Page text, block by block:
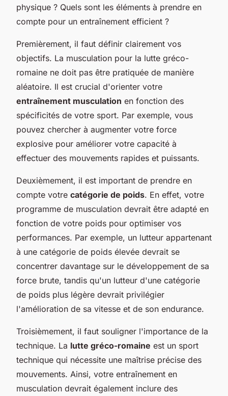
physique ? Quels sont les éléments à prendre en
compte pour un entraînement efficient ?
Premièrement, il faut définir clairement vos
objectifs. La musculation pour la lutte gréco-
romaine ne doit pas être pratiquée de manière
aléatoire. Il est crucial d'orienter votre
entraînement musculation en fonction des
spécificités de votre sport. Par exemple, vous
pouvez chercher à augmenter votre force
explosive pour améliorer votre capacité à
effectuer des mouvements rapides et puissants.
Deuxièmement, il est important de prendre en
compte votre catégorie de poids. En effet, votre
programme de musculation devrait être adapté en
fonction de votre poids pour optimiser vos
performances. Par exemple, un lutteur appartenant
à une catégorie de poids élevée devrait se
concentrer davantage sur le développement de sa
force brute, tandis qu'un lutteur d'une catégorie
de poids plus légère devrait privilégier
l'amélioration de sa vitesse et de son endurance.
Troisièmement, il faut souligner l'importance de la
technique. La lutte gréco-romaine est un sport
technique qui nécessite une maîtrise précise des
mouvements. Ainsi, votre entraînement en
musculation devrait également inclure des